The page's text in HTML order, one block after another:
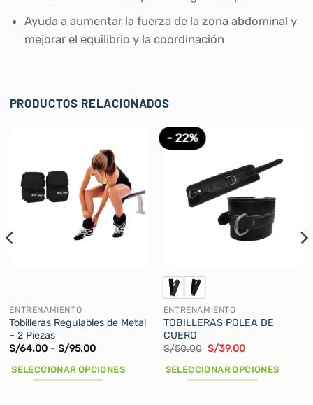
Ayuda a aumentar la fuerza de la zona abdominal y
mejorar el equilibrio y la coordinación
PRODUCTOS RELACIONADOS
ENTRENAMIENTO
Tobilleras Regulables de Metal
– 2 Piezas
S/64.00 - S/95.00Rango
precios:
desde
SELECCIONAR OPCIONES
- 22%
ENTRENAMIENTO
TOBILLERAS POLEA DE
CUERO
S/50.00 El
original
era:
S/39.00El
actual
es:
SELECCIONAR OPCIONES